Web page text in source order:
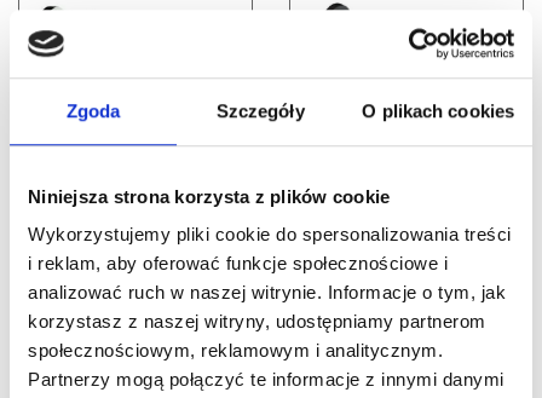
Zgoda Szczegóły O plikach cookies
Niniejsza strona korzysta z plików cookie
Wykorzystujemy pliki cookie do spersonalizowania treści
i reklam, aby oferować funkcje społecznościowe i
analizować ruch w naszej witrynie. Informacje o tym, jak
korzystasz z naszej witryny, udostępniamy partnerom
społecznościowym, reklamowym i analitycznym.
Partnerzy mogą połączyć te informacje z innymi danymi
Nr Art.: 25026-FR.1
Sprężyna rozbiegowa
z płaską płytą
montażową, L = 350
mm, PRAWA
Cena detaliczna (brutto)
Nr Art.: 126167
Spreżyna rozbiegowa
L=372mm ze
standardowym
uchwytem
montażowym LEWA